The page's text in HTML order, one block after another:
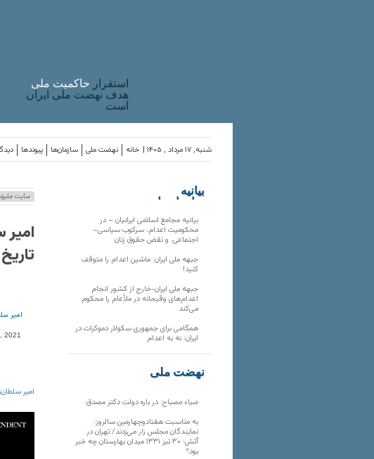
استقرار حاکميت ملی
هدف نهضت ملی ایران
است
پیوندها سازمان‌ها نهضت ملی خانه شنبه, ۱۷ مرداد , ۱۴۰۵ |
سایت
امیر
امیر
2021
امیر
بیانیه
سازمان‌های
بیانیه مجامع اسلامی ایرانیان – در
محکومیت اعدام، سرکوب سیاسی–
اجتماعی، و نقض حقوق زنان
جبهه ملی ایران: ماشین اعدام را متوقف
کنید!
جبهه ملی ایران-خارج از کشور انجام
اعدام‌های وقیحانه در ملأِعام را محکوم
می‌کند
همگامی برای جمهوری سکولار دموکرات در
ایران: نه به اعدام
نهضت ملی
ضیاء مصباح: در باره دولت دکتر مصدق
به مناسبت هفتادوچهارمین سالروز:
نمایندگان مجلس زار می‌زدند/ تهران در
آتش؛ ۳۰ تیر ۱۳۳۱ میدان بهارستان چه خبر
بود؟